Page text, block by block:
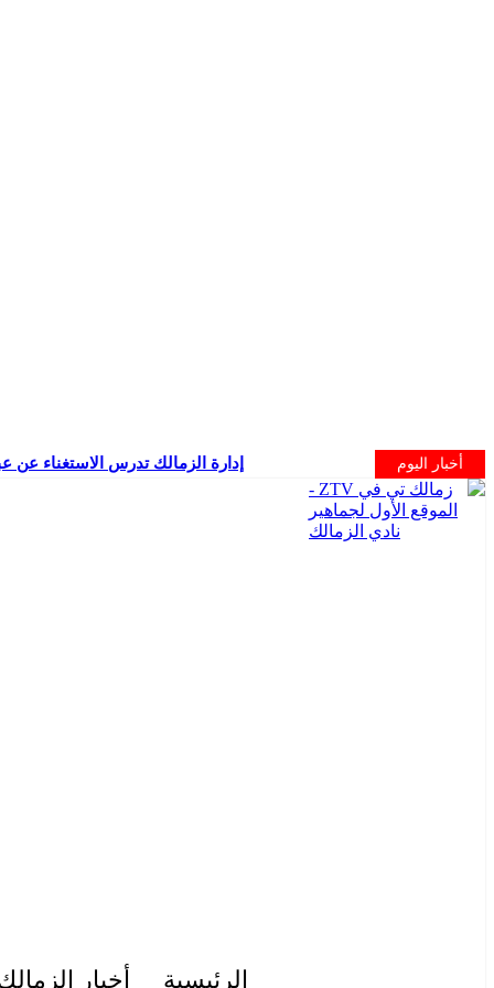
أخبار اليوم
إدارة الزمالك تدرس الاستغناء عن
الرئيسية أخبار